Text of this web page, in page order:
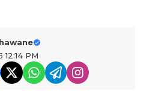
PM